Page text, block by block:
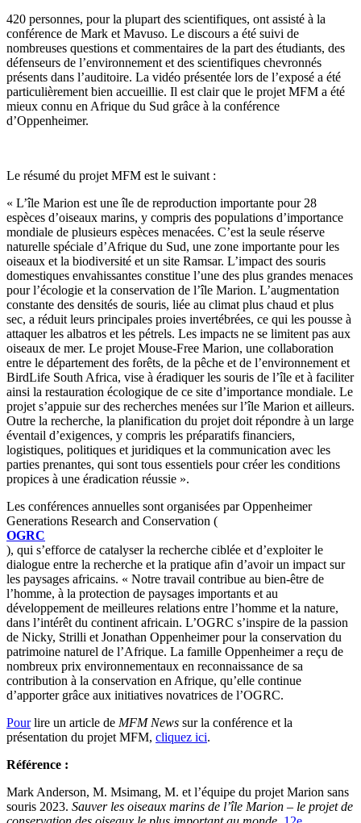
420 personnes, pour la plupart des scientifiques, ont assisté à la
conférence de Mark et Mavuso. Le discours a été suivi de
nombreuses questions et commentaires de la part des étudiants, des
défenseurs de l’environnement et des scientifiques chevronnés
présents dans l’auditoire. La vidéo présentée lors de l’exposé a été
particulièrement bien accueillie. Il est clair que le projet MFM a été
mieux connu en Afrique du Sud grâce à la conférence
d’Oppenheimer.
Le résumé du projet MFM est le suivant :
« L’île Marion est une île de reproduction importante pour 28
espèces d’oiseaux marins, y compris des populations d’importance
mondiale de plusieurs espèces menacées. C’est la seule réserve
naturelle spéciale d’Afrique du Sud, une zone importante pour les
oiseaux et la biodiversité et un site Ramsar. L’impact des souris
domestiques envahissantes constitue l’une des plus grandes menaces
pour l’écologie et la conservation de l’île Marion. L’augmentation
constante des densités de souris, liée au climat plus chaud et plus
sec, a réduit leurs principales proies invertébrées, ce qui les pousse à
attaquer les albatros et les pétrels. Les impacts ne se limitent pas aux
oiseaux de mer. Le projet Mouse-Free Marion, une collaboration
entre le département des forêts, de la pêche et de l’environnement et
BirdLife South Africa, vise à éradiquer les souris de l’île et à faciliter
ainsi la restauration écologique de ce site d’importance mondiale. Le
projet s’appuie sur des recherches menées sur l’île Marion et ailleurs.
Outre la recherche, la planification du projet doit répondre à un large
éventail d’exigences, y compris les préparatifs financiers,
logistiques, politiques et juridiques et la communication avec les
parties prenantes, qui sont tous essentiels pour créer les conditions
propices à une éradication réussie ».
Les conférences annuelles sont organisées par Oppenheimer
Generations Research and Conservation (
OGRC
), qui s’efforce de catalyser la recherche ciblée et d’exploiter le
dialogue entre la recherche et la pratique afin d’avoir un impact sur
les paysages africains. « Notre travail contribue au bien-être de
l’homme, à la protection de paysages importants et au
développement de meilleures relations entre l’homme et la nature,
dans l’intérêt du continent africain. L’OGRC s’inspire de la passion
de Nicky, Strilli et Jonathan Oppenheimer pour la conservation du
patrimoine naturel de l’Afrique. La famille Oppenheimer a reçu de
nombreux prix environnementaux en reconnaissance de sa
contribution à la conservation en Afrique, qu’elle continue
d’apporter grâce aux initiatives novatrices de l’OGRC.
Pourlire un article de MFM News sur la conférence et la
présentation du projet MFM, cliquez ici.
Référence :
Mark Anderson, M. Msimang, M. et l’équipe du projet Marion sans
souris 2023. Sauver les oiseaux marins de l’île Marion – le projet de